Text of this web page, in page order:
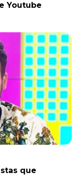
Youtube
que